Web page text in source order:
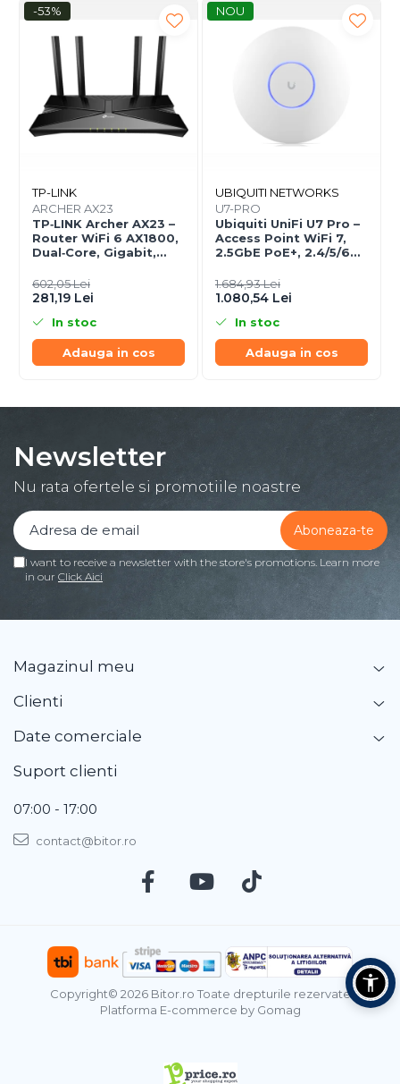
-53%
TP-LINK
ARCHER AX23
TP‑LINK Archer AX23 –
Router WiFi 6 AX1800,
Dual‑Core, Gigabit,
602,05 Lei
281,19 Lei
In stoc
Adauga in cos
NOU
UBIQUITI NETWORKS
U7-PRO
Ubiquiti UniFi U7 Pro –
Access Point WiFi 7,
2.5GbE PoE+, 2.4/5/6
1.684,93 Lei
1.080,54 Lei
In stoc
Adauga in cos
Newsletter
Nu rata ofertele si promotiile noastre
I want to receive a newsletter with the store's promotions. Learn more
in our Click Aici
Magazinul meu
Clienti
Date comerciale
Suport clienti
07:00 - 17:00
contact@bitor.ro
Copyright© 2026 Bitor.ro Toate drepturile rezervate
Platforma E-commerce by Gomag